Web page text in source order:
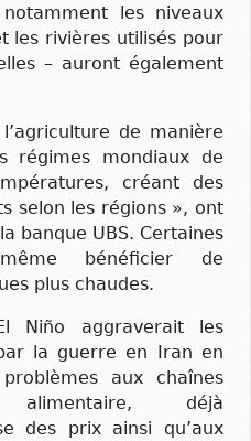
les niveaux
les rivières utilisés pour
– auront également
de manière
régimes mondiaux de
créant des
selon les régions », ont
banque UBS. Certaines
bénéficier de
plus chaudes.
Niño aggraverait les
la guerre en Iran en
aux chaînes
alimentaire, déjà
des prix ainsi qu’aux